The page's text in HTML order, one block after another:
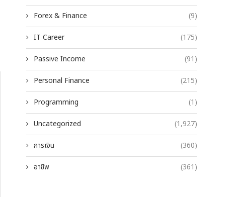
Forex & Finance (9)
IT Career (175)
Passive Income (91)
Personal Finance (215)
Programming (1)
Uncategorized (1,927)
การเงิน (360)
อาชีพ (361)